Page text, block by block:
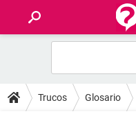
FOROS
Trucos Glosario